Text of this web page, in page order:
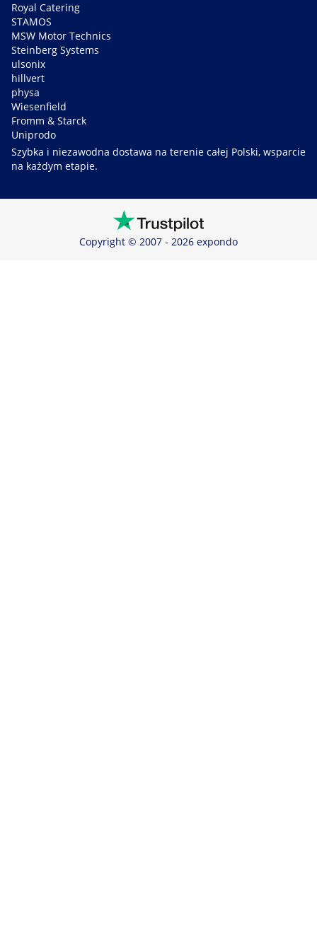
Royal Catering
STAMOS
MSW Motor Technics
Steinberg Systems
ulsonix
hillvert
physa
Wiesenfield
Fromm & Starck
Uniprodo
Szybka i niezawodna dostawa na terenie całej Polski, wsparcie
na każdym etapie.
Copyright © 2007 - 2026 expondo